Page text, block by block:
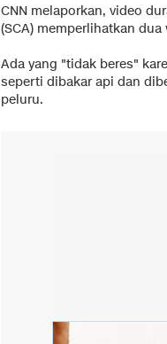
CNN melaporkan, video
(SCA) memperlihatkan
Ada yang "tidak beres"
seperti dibakar api dan
peluru.